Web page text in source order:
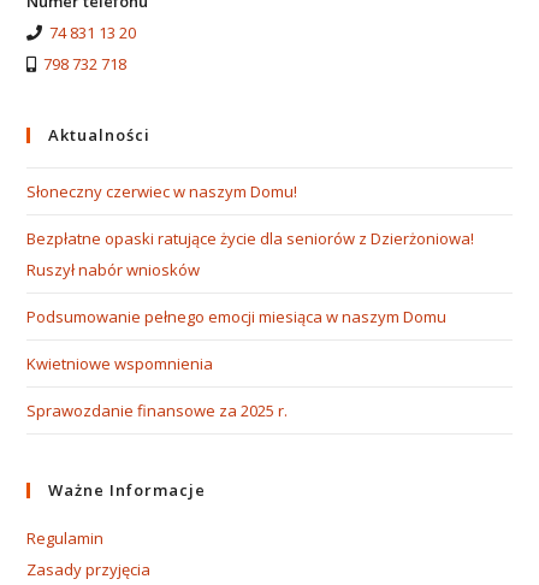
74 831 13 20
798 732 718
Aktualności
Słoneczny czerwiec w naszym Domu!
Bezpłatne opaski ratujące życie dla seniorów z Dzierżoniowa!
Ruszył nabór wniosków
Podsumowanie pełnego emocji miesiąca w naszym Domu
Kwietniowe wspomnienia
Sprawozdanie finansowe za 2025 r.
Ważne Informacje
Regulamin
Zasady przyjęcia